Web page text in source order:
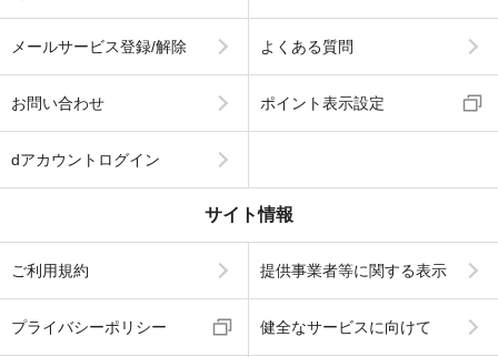
メールサービス登録/解除 よくある質問
お問い合わせ ポイント表示設定
dアカウントログイン
サイト情報
ご利用規約 提供事業者等に関する表示
プライバシーポリシー 健全なサービスに向けて